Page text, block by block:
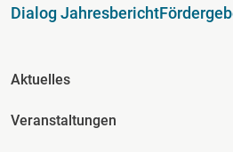
Dialog Jahresbericht
Fusszeile Spalte 2
Aktuelles
Veranstaltungen